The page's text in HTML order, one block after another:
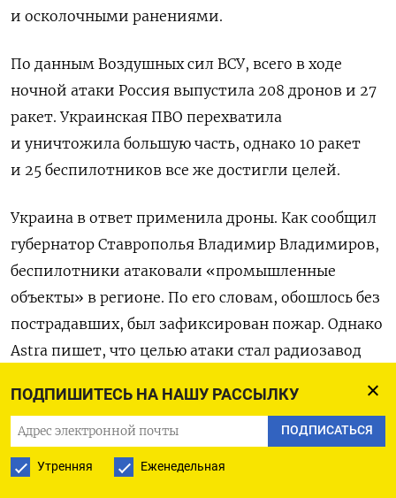
ПОДПИШИТЕСЬ НА НАШУ РАССЫЛКУ
ПОДПИСАТЬСЯ
Утренняя Еженедельная
и осколочными ранениями.
По данным Воздушных сил ВСУ, всего в ходе
ночной атаки Россия выпустила 208 дронов и 27
ракет. Украинская ПВО перехватила
и уничтожила большую часть, однако 10 ракет
и 25 беспилотников все же достигли целей.
Украина в ответ применила дроны. Как сообщил
губернатор Ставрополья Владимир Владимиров,
беспилотники атаковали «промышленные
объекты» в регионе. По его словам, обошлось без
пострадавших, был зафиксирован пожар. Однако
Astra пишет, что целью атаки стал радиозавод
радиоэлектронной борьбы для российских
вооруженных сил. Источники «РБК-Украина»
подтвердили попадания в корпуса № 1 и № 2